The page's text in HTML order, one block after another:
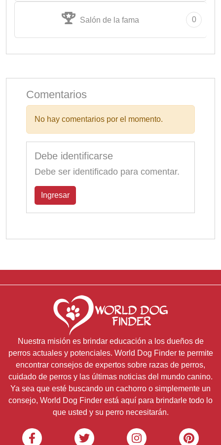
Salón de la fama 0
Comentarios
No hay comentarios por el momento.
Debe identificarse
Debe ser identificado para comentar.
Ingresar
Nuestra misión es brindar educación a los dueños de
perros actuales y potenciales. World Dog Finder te permite
encontrar consejos de expertos sobre razas de perros,
cuidado de perros y las últimas noticias del mundo canino.
Ya sea que esté buscando un cachorro o simplemente un
consejo, World Dog Finder está aquí para brindarle todo lo
que usted y su perro necesitarán.